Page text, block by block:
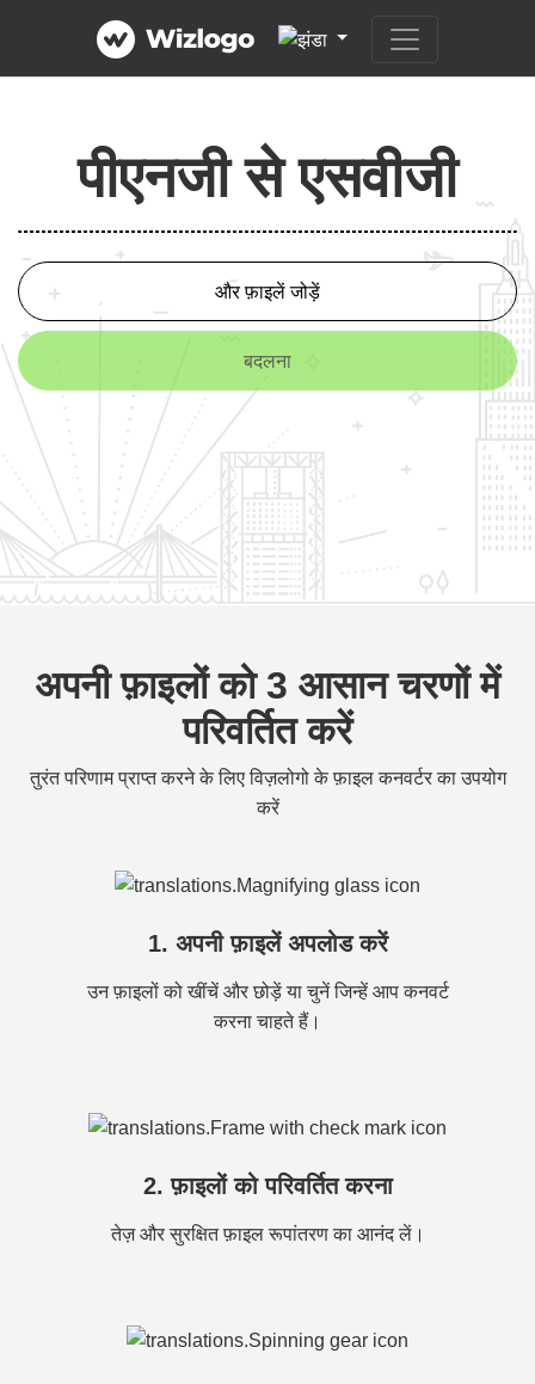
पीएनजी से एसवीजी
और फ़ाइलें जोड़ें
बदलना
अपनी फ़ाइलों को 3 आसान चरणों में
परिवर्तित करें
तुरंत परिणाम प्राप्त करने के लिए विज़लोगो के फ़ाइल कनवर्टर का उपयोग
करें
1. अपनी फ़ाइलें अपलोड करें
उन फ़ाइलों को खींचें और छोड़ें या चुनें जिन्हें आप कनवर्ट
करना चाहते हैं।
2. फ़ाइलों को परिवर्तित करना
तेज़ और सुरक्षित फ़ाइल रूपांतरण का आनंद लें।